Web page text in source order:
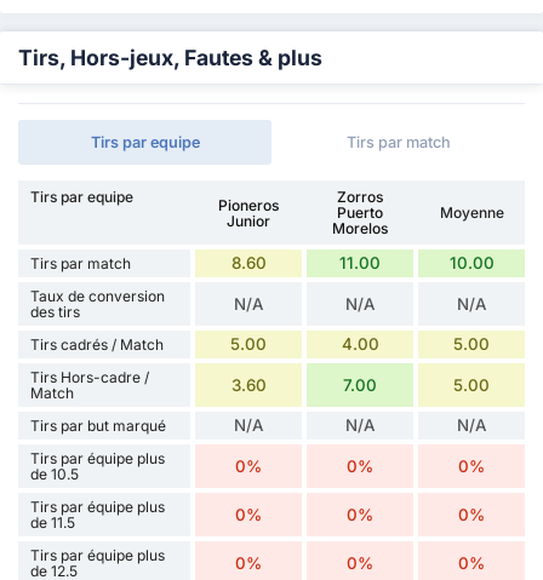
Tirs, Hors-jeux, Fautes & plus
Tirs par equipe Tirs par match
Tirs par equipe
Pioneros
Junior
Zorros
Puerto
Morelos
Moyenne
Tirs par match 8.60 11.00 10.00
Taux de conversion
des tirs
N/A N/A N/A
Tirs cadrés / Match 5.00 4.00 5.00
Tirs Hors-cadre /
Match
3.60 7.00 5.00
Tirs par but marqué N/A N/A N/A
Tirs par équipe plus
de 10.5
0% 0% 0%
Tirs par équipe plus
de 11.5
0% 0% 0%
Tirs par équipe plus
de 12.5
0% 0% 0%